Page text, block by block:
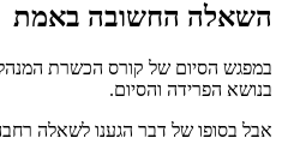
השאלה החשובה באמת
במפגש הסיום של קורס הכשרת
בנושא הפרידה והסיום.
אבל בסופו של דבר הגענו לשאלה